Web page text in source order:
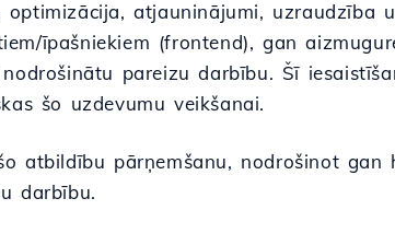
optimizācija, atjauninājumi, uzraudzība
īpašniekiem (frontend), gan
pareizu darbību. Šī
šo uzdevumu veikšanai.
atbildību pārņemšanu, nodrošinot gan
darbību.